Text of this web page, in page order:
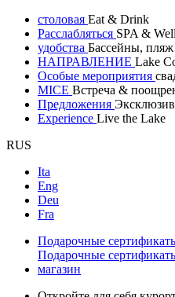
столовая Eat & Drink
Расслабляться SPA &
удобства Бассейны,
НАПРАВЛЕНИЕ Lake
Особые мероприятия
MICE Встреча &
Предложения
Experience Live the Lake
RUS
Ita
Eng
Deu
Fra
Подарочные
Подарочные
магазин